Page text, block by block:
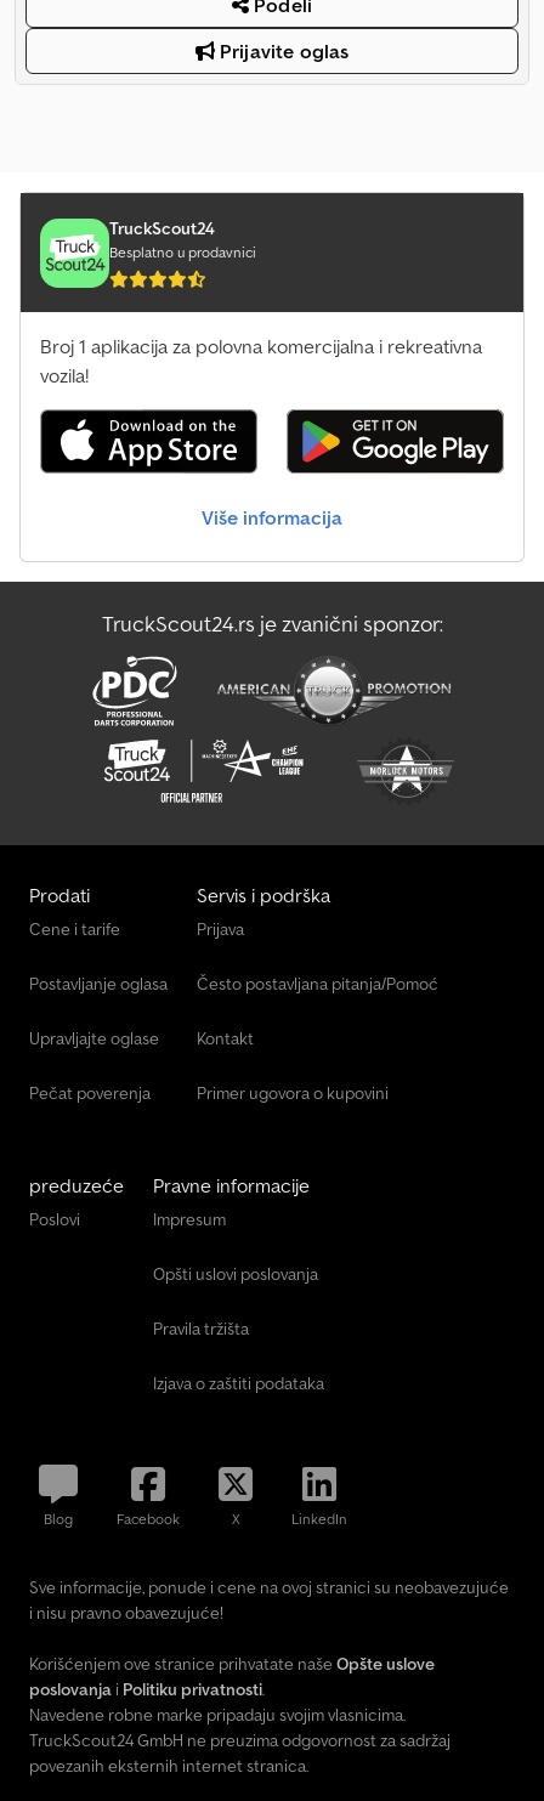
Podeli
Prijavite oglas
TruckScout24
Besplatno u prodavnici
Broj 1 aplikacija za polovna komercijalna i rekreativna
vozila!
Više informacija
TruckScout24.rs je zvanični sponzor:
Prodati
Cene i tarife
Postavljanje oglasa
Upravljajte oglase
Pečat poverenja
Servis i podrška
Prijava
Često postavljana pitanja/Pomoć
Kontakt
Primer ugovora o kupovini
preduzeće
Poslovi
Pravne informacije
Impresum
Opšti uslovi poslovanja
Pravila tržišta
Izjava o zaštiti podataka
Blog Facebook X LinkedIn
Sve informacije, ponude i cene na ovoj stranici su neobavezujuće
i nisu pravno obavezujuće!
Korišćenjem ove stranice prihvatate naše Opšte uslove
poslovanja i Politiku privatnosti.
Navedene robne marke pripadaju svojim vlasnicima.
TruckScout24 GmbH ne preuzima odgovornost za sadržaj
povezanih eksternih internet stranica.